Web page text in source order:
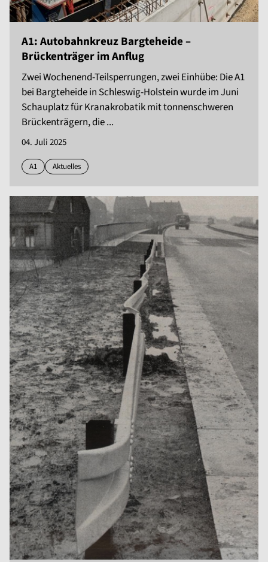
A1: Autobahnkreuz Bargteheide –
Brückenträger im Anflug
Zwei Wochenend-Teilsperrungen, zwei Einhübe: Die A1
bei Bargteheide in Schleswig-Holstein wurde im Juni
Schauplatz für Kranakrobatik mit tonnenschweren
Brückenträgern, die ...
04. Juli 2025
A1 Aktuelles